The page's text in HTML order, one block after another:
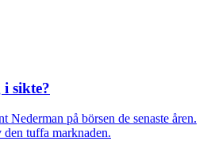
sikte?
Nederman på börsen de senaste åren.
tuffa marknaden.